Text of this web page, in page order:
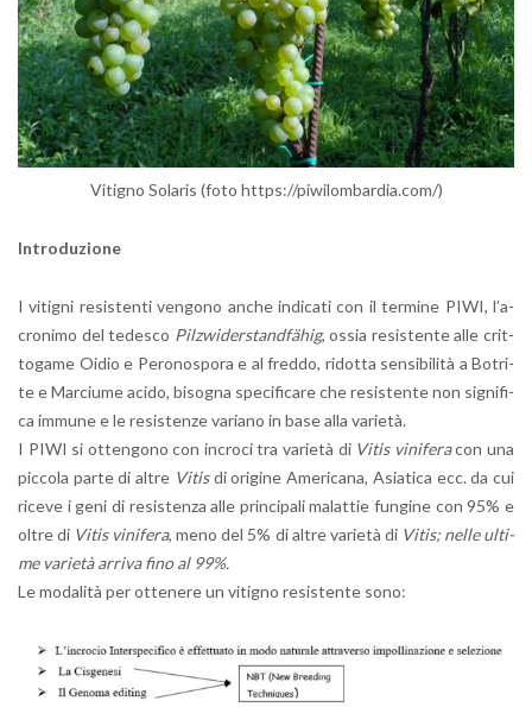
Vi­ti­gno So­la­ris (foto https://​piw​ilom​bard​ia.​com/)
In­tro­du­zio­ne
I vi­ti­gni re­si­sten­ti ven­go­no anche in­di­ca­ti con il ter­mi­ne PIWI, l’a­
cro­ni­mo del te­de­sco Pil­z­wi­der­stan­dfähig, ossia re­si­sten­te alle crit­
to­ga­me Oidio e Pe­ro­no­spo­ra e al fred­do, ri­dot­ta sen­si­bi­li­tà a Bo­tri­
te e Mar­ciu­me acido, bi­so­gna spe­ci­fi­ca­re che re­si­sten­te non si­gni­fi­
ca im­mu­ne e le re­si­sten­ze va­ria­no in base alla va­rie­tà.
I PIWI si ot­ten­go­no con in­cro­ci tra va­rie­tà di Vitis vini­fe­racon una
pic­co­la parte di altre Vitisdi ori­gi­ne Ame­ri­ca­na, Asia­ti­ca ecc. da cui
ri­ce­ve i geni di re­si­sten­za alle prin­ci­pa­li ma­lat­tie fun­gi­ne con 95% e
oltre di Vitis vi­ni­fe­ra, meno del 5% di altre va­rie­tà di Vitis; nelle ul­ti­
me va­rie­tà ar­ri­va fino al 99%.
Le mo­da­li­tà per ot­te­ne­re un vi­ti­gno re­si­sten­te sono: